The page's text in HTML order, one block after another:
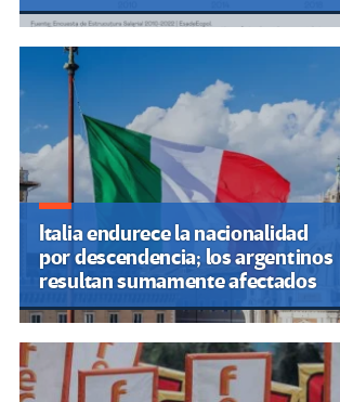
Italia endurece la nacionalidad
por descendencia; los argentinos
resultan sumamente afectados